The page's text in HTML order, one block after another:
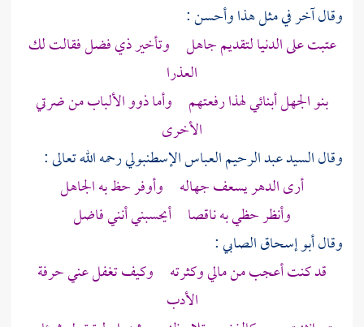
وقال آخر في مثل هذا وأحسن :
عتبت على الدنيا لتقديم جاهل وتأخير ذي فضل فقالت لك
العذرا
بنو الجهل أبنائي لهذا رفعتهم وأما ذوو الألباب من ضرتي
الأخرى
وقالالسيد عبد الرحيم العباس الإسطنبوليرحمه الله تعالى :
أرى الدهر يسعف جهاله وأوفر حظ به الجاهل
وأنظر حظي به ناقصا أيحسبني أنني فاضل
وقالأبو إسحاق الصابي:
قد كنت أعجب من مالي وكثرته وكيف تغفل عني حرفة
الأدب